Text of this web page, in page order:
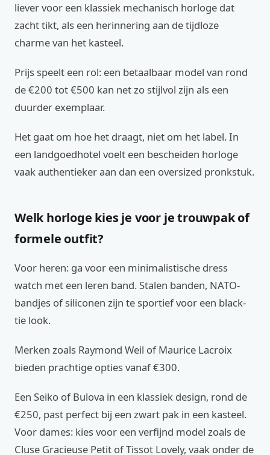
liever voor een klassiek mechanisch horloge dat
zacht tikt, als een herinnering aan de tijdloze
charme van het kasteel.
Prijs speelt een rol: een betaalbaar model van rond
de €200 tot €500 kan net zo stijlvol zijn als een
duurder exemplaar.
Het gaat om hoe het draagt, niet om het label. In
een landgoedhotel voelt een bescheiden horloge
vaak authentieker aan dan een oversized pronkstuk.
Welk horloge kies je voor je trouwpak of
formele outfit?
Voor heren: ga voor een minimalistische dress
watch met een leren band. Stalen banden, NATO-
bandjes of siliconen zijn te sportief voor een black-
tie look.
Merken zoals Raymond Weil of Maurice Lacroix
bieden prachtige opties vanaf €300.
Een Seiko of Bulova in een klassiek design, rond de
€250, past perfect bij een zwart pak in een kasteel.
Voor dames: kies voor een verfijnd model zoals de
Cluse Gracieuse Petit of Tissot Lovely, vaak onder de